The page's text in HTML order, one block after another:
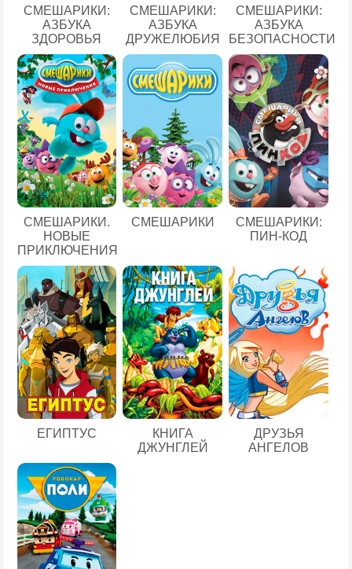
СМЕШАРИКИ:
АЗБУКА
ЗДОРОВЬЯ
СМЕШАРИКИ:
АЗБУКА
ДРУЖЕЛЮБИЯ
СМЕШАРИКИ:
АЗБУКА
БЕЗОПАСНОСТИ
СМЕШАРИКИ.
НОВЫЕ
ПРИКЛЮЧЕНИЯ
СМЕШАРИКИ
СМЕШАРИКИ:
ПИН-КОД
ЕГИПТУС
КНИГА
ДЖУНГЛЕЙ
ДРУЗЬЯ
АНГЕЛОВ